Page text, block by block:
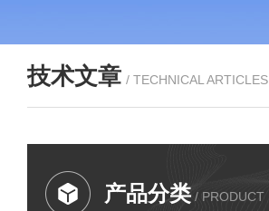
技术文章 / TECHNICAL ARTICLES
产品分类 / PRODUCT